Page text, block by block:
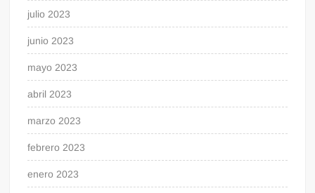
julio 2023
junio 2023
mayo 2023
abril 2023
marzo 2023
febrero 2023
enero 2023